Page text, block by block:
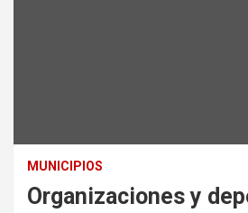
MUNICIPIOS
Organizaciones y